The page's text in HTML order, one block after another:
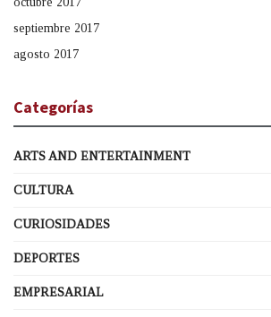
septiembre 2017
agosto 2017
Categorías
ARTS AND ENTERTAINMENT
CULTURA
CURIOSIDADES
DEPORTES
EMPRESARIAL